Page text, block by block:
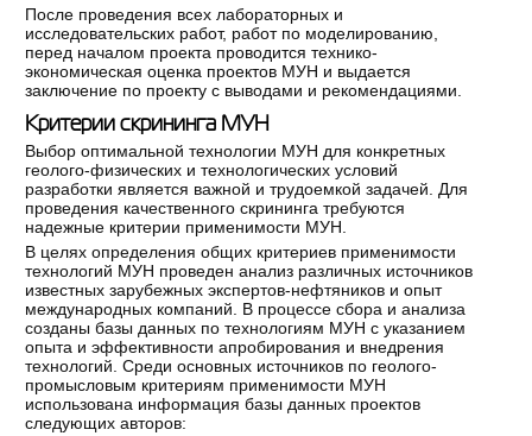
После проведения всех лабораторных и
исследовательских работ, работ по моделированию,
перед началом проекта проводится технико-
экономическая оценка проектов МУН и выдается
заключение по проекту с выводами и рекомендациями.
Критерии скрининга МУН
Выбор оптимальной технологии МУН для конкретных
геолого-физических и технологических условий
разработки является важной и трудоемкой задачей. Для
проведения качественного скрининга требуются
надежные критерии применимости МУН.
В целях определения общих критериев применимости
технологий МУН проведен анализ различных источников
известных зарубежных экспертов-нефтяников и опыт
международных компаний. В процессе сбора и анализа
созданы базы данных по технологиям МУН с указанием
опыта и эффективности апробирования и внедрения
технологий. Среди основных источников по геолого-
промысловым критериям применимости МУН
использована информация базы данных проектов
следующих авторов: